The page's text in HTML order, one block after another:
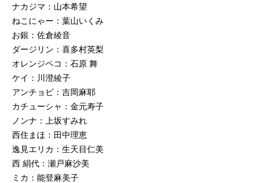
ナカジマ：山本希望
ねこにゃー：葉山いくみ
お銀：佐倉綾音
ダージリン：喜多村英梨
オレンジペコ：石原 舞
ケイ：川澄綾子
アンチョビ：吉岡麻耶
カチューシャ：金元寿子
ノンナ：上坂すみれ
西住まほ：田中理恵
逸見エリカ：生天目仁美
西 絹代：瀬戸麻沙美
ミカ：能登麻美子